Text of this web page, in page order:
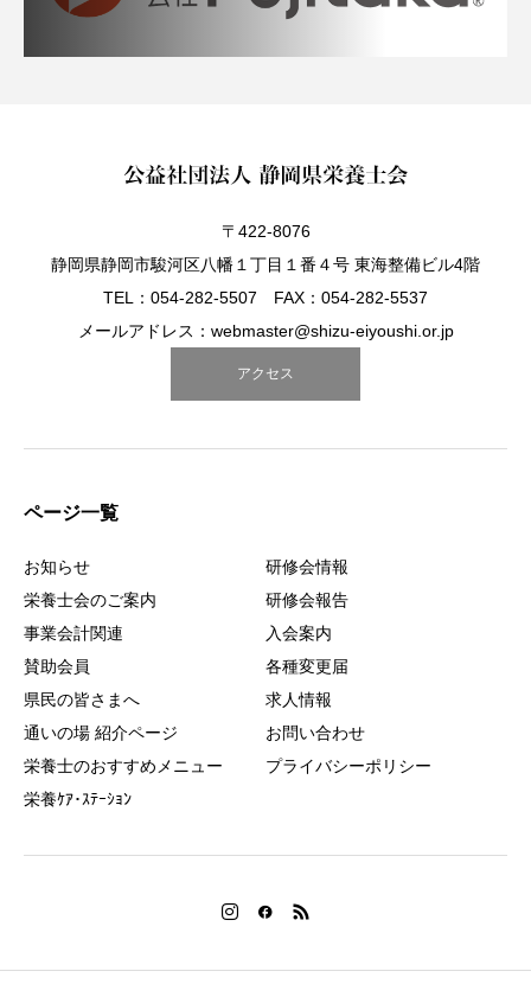
〒422-8076
静岡県静岡市駿河区八幡１丁目１番４号 東海整備ビル4階
TEL：054-282-5507 FAX：054-282-5537
メールアドレス：webmaster@shizu-eiyoushi.or.jp
アクセス
ページ一覧
お知らせ
栄養士会のご案内
事業会計関連
賛助会員
県民の皆さまへ
通いの場 紹介ページ
栄養士のおすすめメニュー
栄養ｹｱ･ｽﾃｰｼｮﾝ
研修会情報
研修会報告
入会案内
各種変更届
求人情報
お問い合わせ
プライバシーポリシー